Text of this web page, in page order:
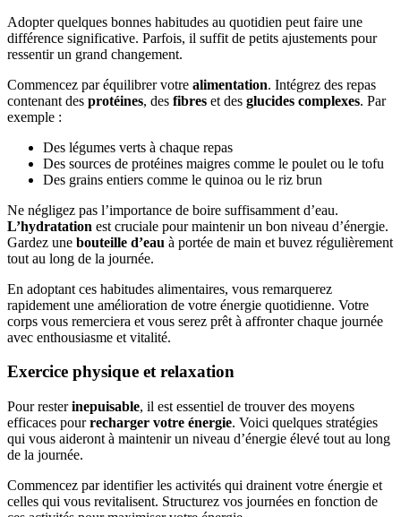
Adopter quelques bonnes habitudes au quotidien peut faire une
différence significative. Parfois, il suffit de petits ajustements pour
ressentir un grand changement.
Commencez par équilibrer votre alimentation. Intégrez des repas
contenant des protéines, des fibres et des glucides complexes. Par
exemple :
Des légumes verts à chaque repas
Des sources de protéines maigres comme le poulet ou le tofu
Des grains entiers comme le quinoa ou le riz brun
Ne négligez pas l’importance de boire suffisamment d’eau.
L’hydratation est cruciale pour maintenir un bon niveau d’énergie.
Gardez une bouteille d’eau à portée de main et buvez régulièrement
tout au long de la journée.
En adoptant ces habitudes alimentaires, vous remarquerez
rapidement une amélioration de votre énergie quotidienne. Votre
corps vous remerciera et vous serez prêt à affronter chaque journée
avec enthousiasme et vitalité.
Exercice physique et relaxation
Pour resterinepuisable, il est essentiel de trouver des moyens
efficaces pourrecharger votre énergie. Voici quelques stratégies
qui vous aideront à maintenir un niveau d’énergie élevé tout au long
de la journée.
Commencez par identifier les activités qui drainent votre énergie et
celles qui vous revitalisent. Structurez vos journées en fonction de